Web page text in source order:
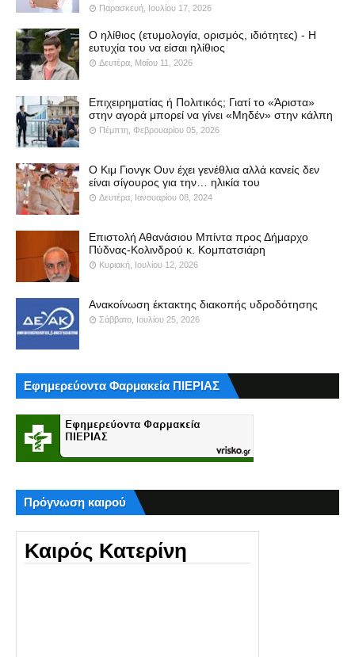
Παρασκευή, Ιουλίου 17, 2026
Ο ηλίθιος (ετυμολογία, ορισμός, ιδιότητες) - Η
ευτυχία του να είσαι ηλίθιος
Δευτέρα, Μαΐου 11, 2026
Επιχειρηματίας ή Πολιτικός; Γιατί το «Άριστα»
στην αγορά μπορεί να γίνει «Μηδέν» στην κάλπη
Πέμπτη, Φεβρουαρίου 05, 2026
Ο Κιμ Γιονγκ Ουν έχει γενέθλια αλλά κανείς δεν
είναι σίγουρος για την… ηλικία του
Δευτέρα, Ιανουαρίου 08, 2024
Επιστολή Αθανάσιου Μπίντα προς Δήμαρχο
Πύδνας-Κολινδρού κ. Κομπατσιάρη
Κυριακή, Ιουλίου 12, 2026
Ανακοίνωση έκτακτης διακοπής υδροδότησης
Σάββατο, Ιουλίου 25, 2026
Εφημερεύοντα Φαρμακεία ΠΙΕΡΙΑΣ
Πρόγνωση καιρού
Καιρός Κατερίνη